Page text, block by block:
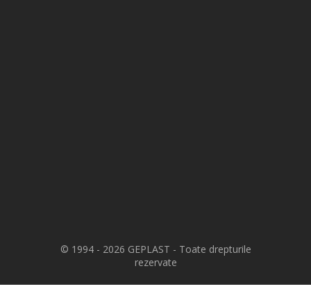
© 1994 - 2026 GEPLAST - Toate drepturile
rezervate